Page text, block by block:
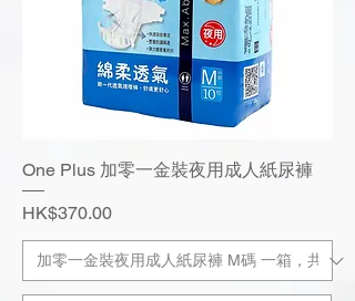
One Plus 加零一金裝夜用成人紙尿褲
Price
HK$370.00